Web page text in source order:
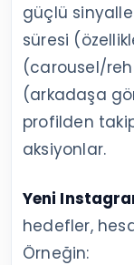
güçlü
süresi
(carousel/
(arkadaşa
profilden
aksiyonlar.
Yeni
hedefler,
Örneğin: